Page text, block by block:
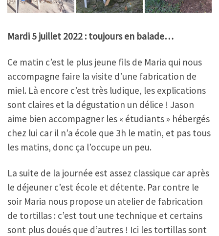
Mardi 5 juillet 2022 : toujours en balade…
Ce matin c’est le plus jeune fils de Maria qui nous
accompagne faire la visite d’une fabrication de
miel. Là encore c’est très ludique, les explications
sont claires et la dégustation un délice ! Jason
aime bien accompagner les « étudiants » hébergés
chez lui car il n’a école que 3h le matin, et pas tous
les matins, donc ça l’occupe un peu.
La suite de la journée est assez classique car après
le déjeuner c’est école et détente. Par contre le
soir Maria nous propose un atelier de fabrication
de tortillas : c’est tout une technique et certains
sont plus doués que d’autres ! Ici les tortillas sont